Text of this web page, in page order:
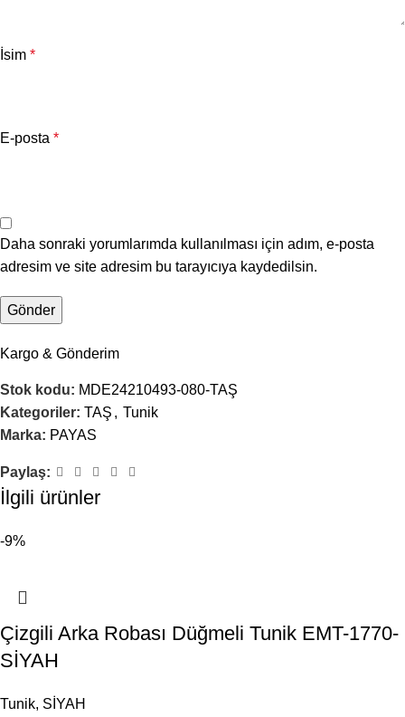
İsim *
E-posta *
Daha sonraki yorumlarımda kullanılması için adım, e-posta
adresim ve site adresim bu tarayıcıya kaydedilsin.
Kargo & Gönderim
Stok kodu: MDE24210493-080-TAŞ
Kategoriler: TAŞ , Tunik
Marka: PAYAS
Paylaş:
İlgili ürünler
-9%
Çizgili Arka Robası Düğmeli Tunik EMT-1770-
SİYAH
Tunik, SİYAH